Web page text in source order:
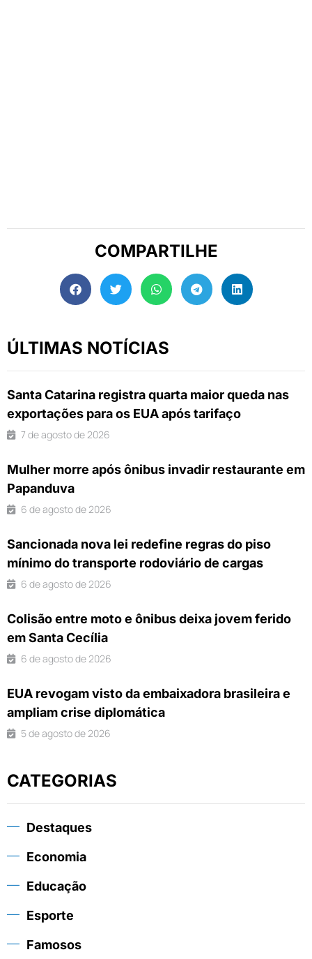
COMPARTILHE
ÚLTIMAS NOTÍCIAS
Santa Catarina registra quarta maior queda nas
exportações para os EUA após tarifaço
7 de agosto de 2026
Mulher morre após ônibus invadir restaurante em
Papanduva
6 de agosto de 2026
Sancionada nova lei redefine regras do piso
mínimo do transporte rodoviário de cargas
6 de agosto de 2026
Colisão entre moto e ônibus deixa jovem ferido
em Santa Cecília
6 de agosto de 2026
EUA revogam visto da embaixadora brasileira e
ampliam crise diplomática
5 de agosto de 2026
CATEGORIAS
Destaques
Economia
Educação
Esporte
Famosos